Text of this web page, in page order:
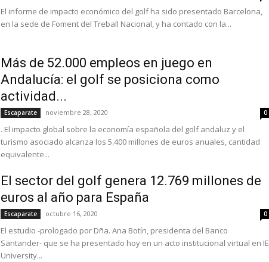
El informe de impacto económico del golf ha sido presentado Barcelona,
en la sede de Foment del Treball Nacional, y ha contado con la...
Más de 52.000 empleos en juego en
Andalucía: el golf se posiciona como
actividad...
Escaparate noviembre 28, 2020 0
. El impacto global sobre la economía española del golf andaluz y el
turismo asociado alcanza los 5.400 millones de euros anuales, cantidad
equivalente...
El sector del golf genera 12.769 millones de
euros al año para España
Escaparate octubre 16, 2020 0
El estudio -prologado por Dña. Ana Botín, presidenta del Banco
Santander- que se ha presentado hoy en un acto institucional virtual en IE
University...